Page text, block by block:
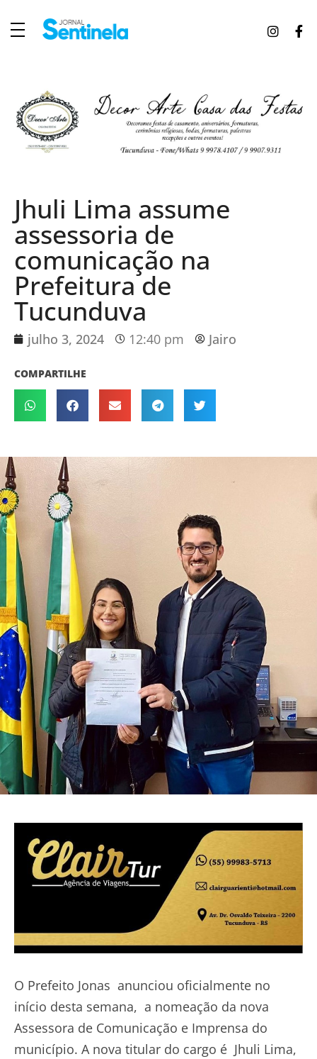
Jhuli Lima assume
assessoria de
comunicação na
Prefeitura de
Tucunduva
julho 3, 2024 12:40 pm Jairo
COMPARTILHE
O Prefeito Jonas anunciou oficialmente no
início desta semana, a nomeação da nova
Assessora de Comunicação e Imprensa do
município. A nova titular do cargo é Jhuli Lima,